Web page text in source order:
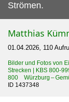
Strömen.
Matthias
01.04.2026, 110
Bilder und Fotos von
Strecken | KBS 800-
800 Würzburg –
ID 1437348